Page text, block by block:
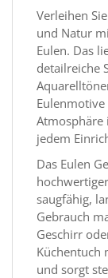
Verleihen
und Natur
Eulen. Das
detailreiche
Atmosphäre
jedem
Das Eulen
saugfähig,
Gebrauch
Geschirr
Küchentuch
und sorgt